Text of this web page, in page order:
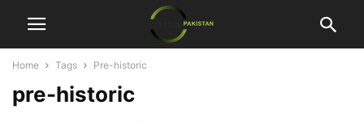
Home Tags Pre-historic
pre-historic